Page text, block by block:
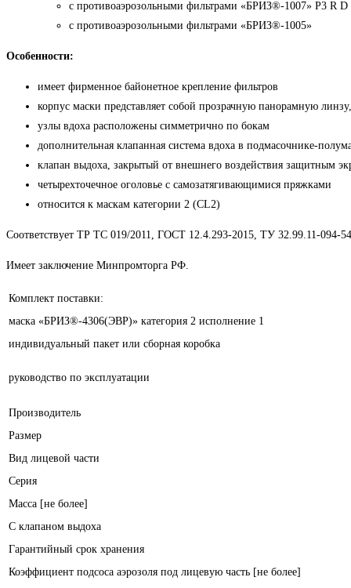
с противоаэрозольными фильтрами «БРИЗ®-1007» P3 R D
с противоаэрозольными фильтрами «БРИЗ®-1005»
Особенности:
имеет фирменное байонетное крепление фильтров
корпус маски представляет собой прозрачную панорамную
узлы вдоха расположены симметрично по бокам
дополнительная клапанная система вдоха в подмасочнике-
клапан выдоха, закрытый от внешнего воздействия защитным
четырехточечное оголовье с самозатягивающимися пряжками
относится к маскам категории 2 (CL2)
Соответствует ТР ТС 019/2011, ГОСТ 12.4.293-2015, ТУ 32.99.11-094-
Имеет заключение Минпромторга РФ.
Комплект поставки:
маска «БРИЗ®-4306(ЭВР)» категория 2 исполнение 1
индивидуальный пакет или сборная коробка
руководство по эксплуатации
Производитель
Размер
Вид лицевой части
Серия
Масса [не более]
С клапаном выдоха
Гарантийный срок хранения
Коэффициент подсоса аэрозоля под лицевую часть [не более]